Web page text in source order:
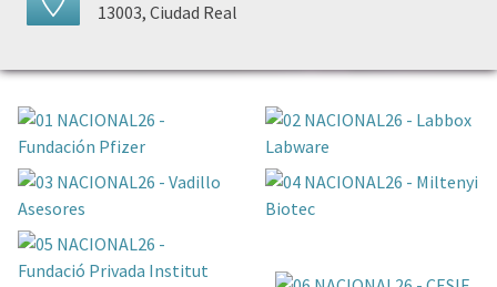
13003, Ciudad Real